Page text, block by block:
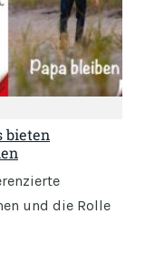
bieten
und die Rolle